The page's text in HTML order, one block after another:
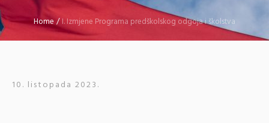
Home/I. Izmjene Programa predškolskog odgoja i školstva
10. listopada 2023.